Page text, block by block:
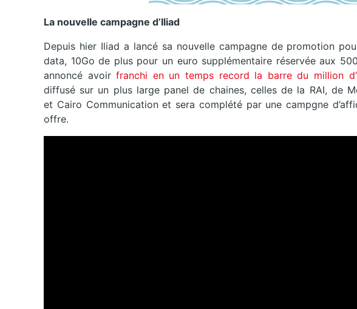
La nouvelle campagne d’Iliad
Depuis hier Iliad a lancé sa nouvelle campagne de promotion
data, 10Go de plus pour un euro supplémentaire réservée aux
annoncé avoirfranchi en un temps record la barre du million
diffusé sur un plus large panel de chaines, celles de la RAI, de
et Cairo Communication et sera complété par une campgne
offre.